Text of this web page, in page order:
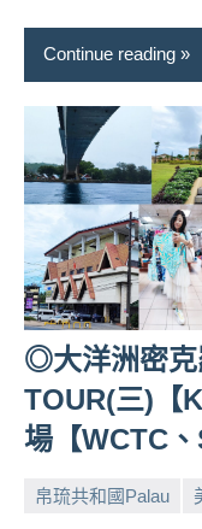
Continue reading
◎大洋洲密克
TOUR(三)【
場【WCTC、
帛琉共和國Palau
小No